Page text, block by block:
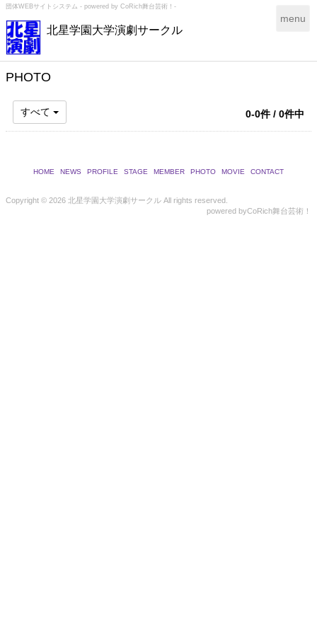
団体WEBサイトシステム - powered by CoRich舞台芸術！-
北星学園大学演劇サークル
T
g
a
v
a
o
menu
PHOTO
すべて 0-0件 / 0件中
HOME NEWS PROFILE STAGE MEMBER PHOTO MOVIE CONTACT
Copyright © 2026 北星学園大学演劇サークル All rights reserved.
powered byCoRich舞台芸術！